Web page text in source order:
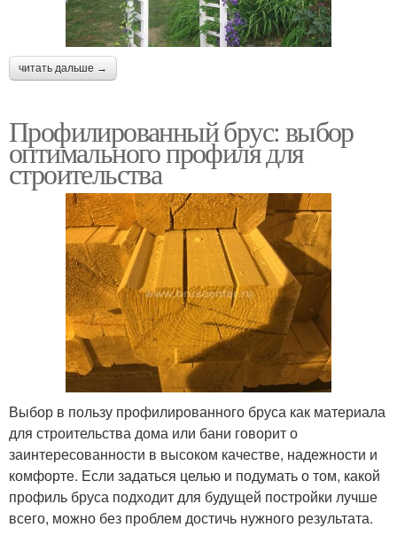
читать дальше →
Профилированный брус: выбор
оптимального профиля для
строительства
Выбор в пользу профилированного бруса как материала
для строительства дома или бани говорит о
заинтересованности в высоком качестве, надежности и
комфорте. Если задаться целью и подумать о том, какой
профиль бруса подходит для будущей постройки лучше
всего, можно без проблем достичь нужного результата.